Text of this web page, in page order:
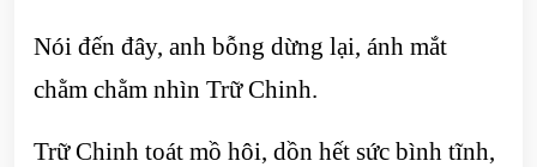
Nói đến đây, anh bỗng dừng lại, ánh mắt
chằm chằm nhìn Trữ Chinh.
Trữ Chinh toát mồ hôi, dồn hết sức bình tĩnh,